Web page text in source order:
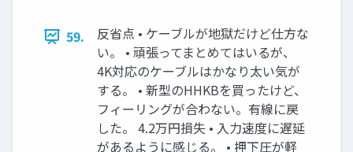
59.
反省点 • ケーブルが地獄だけど仕方な
い。 • 頑張ってまとめてはいるが、
4K対応のケーブルはかなり太い気が
する。 • 新型のHHKBを買ったけど、
フィーリングが合わない。有線に戻
した。 4.2万円損失 • 入力速度に遅延
があるように感じる。 • 押下圧が軽